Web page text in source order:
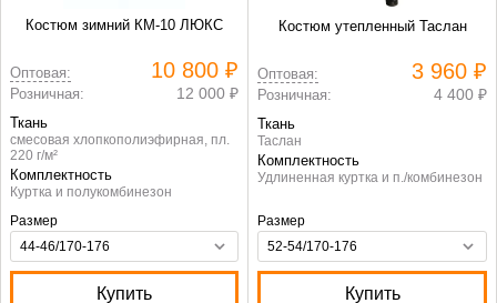
Костюм зимний КМ-10 ЛЮКС
Оптовая: 10 800 ₽
Розничная: 12 000 ₽
Ткань
смесовая хлопкополиэфирная, пл.
220 г/м²
Комплектность
Куртка и полукомбинезон
Размер
Купить
Костюм утепленный Таслан
Оптовая: 3 960 ₽
Розничная: 4 400 ₽
Ткань
Таслан
Комплектность
Удлиненная куртка и п./комбинезон
Размер
Купить